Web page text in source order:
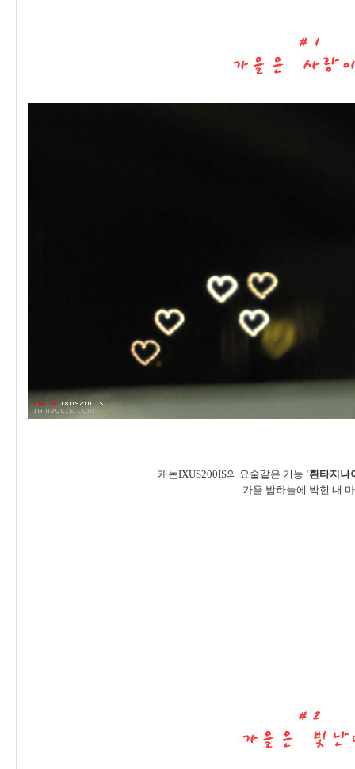
캐논IXUS200IS의 요술같은 기능 '환타지나
가을 밤하늘에 박힌 내